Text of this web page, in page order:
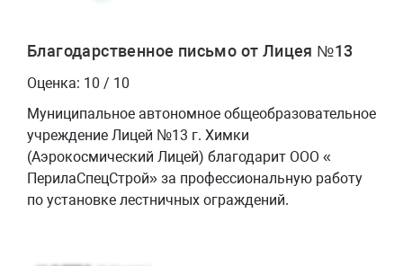
Благодарственное письмо от Лицея №13
Оценка: 10 / 10
Муниципальное автономное общеобразовательное
учреждение Лицей №13 г. Химки
(Аэрокосмический Лицей) благодарит ООО «
ПерилаСпецСтрой» за профессиональную работу
по установке лестничных ограждений.